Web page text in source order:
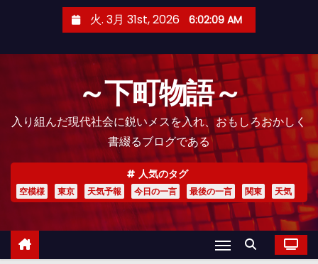
火. 3月 31st, 2026 6:02:10 AM
～下町物語～
入り組んだ現代社会に鋭いメスを入れ、おもしろおかしく
書綴るブログである
人気のタグ
空模様 東京 天気予報 今日の一言 最後の一言 関東 天気